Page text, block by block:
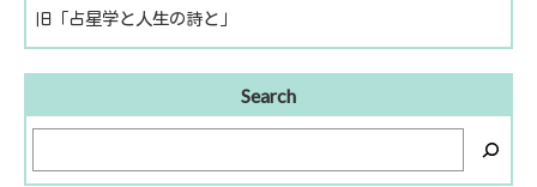
旧「占星学と人生の詩と」
Search